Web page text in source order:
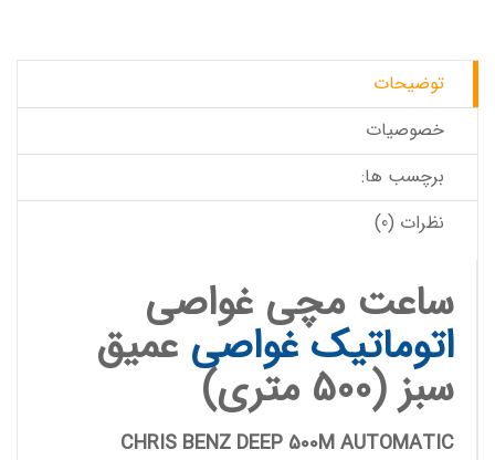
توضیحات
خصوصیات
برچسب ها:
نظرات (0)
ساعت مچی غواصی
اتوماتیکغواصی عمیق
سبز (500 متری)
CHRIS BENZ DEEP 500M AUTOMATIC